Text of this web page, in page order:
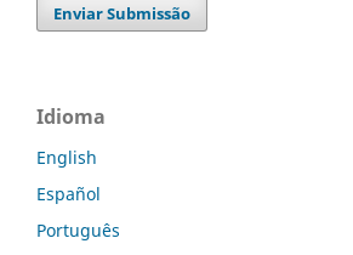
Enviar Submissão
Idioma
English
Español
Português